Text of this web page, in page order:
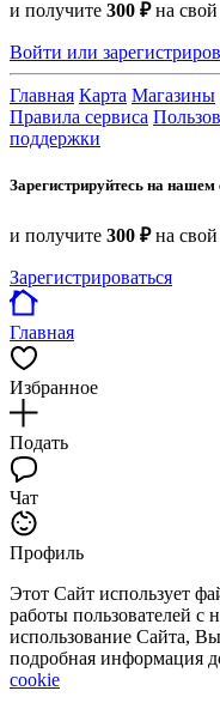
и получите 300 ₽на свой
Войти или
Главная Карта Магазины
Правила сервиса
поддержки
Зарегистрируйтесь на нашем
и получите 300 ₽на свой
Зарегистрироваться
Главная
Избранное
Подать
Чат
Профиль
Этот Сайт использует
работы пользователей
использование Сайта,
подробная информация
cookie